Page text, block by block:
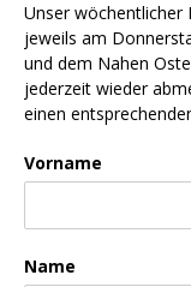
Unser
jeweils am
und dem Nahen
jederzeit wieder
einen
Vorname
Name